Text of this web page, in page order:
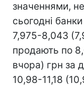
значеннями,
сьогодні
7,975-8,043
продають по
вчора) грн за
10,98-11,18